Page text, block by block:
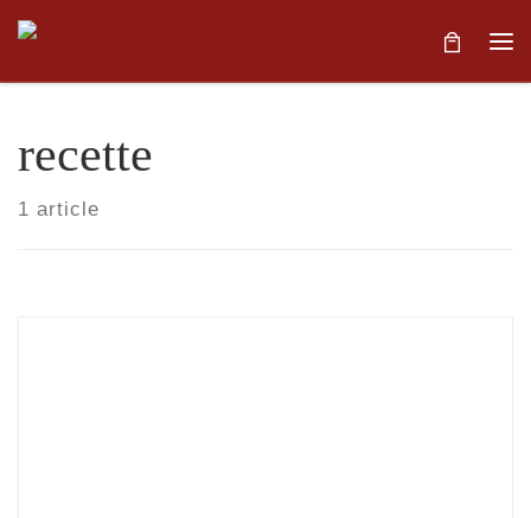
Skip to content
recette
1 article